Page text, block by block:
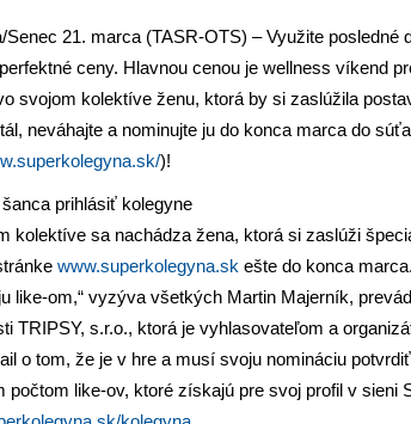
Senec 21. marca (TASR-OTS) – Využite posledné
ceny. Hlavnou cenou je wellness víkend
svojom kolektíve ženu, ktorá by si zaslúžila
neváhajte a nominujte ju do konca marca do
)!
prihlásiť kolegyne
kolektíve sa nachádza žena, ktorá si zaslúži
www.superkolegyna.sk ešte do konca
like-om,“ vyzýva všetkých Martin Majerník,
TRIPSY, s.r.o., ktorá je vyhlasovateľom a
o tom, že je v hre a musí svoju nomináciu
počtom like-ov, ktoré získajú pre svoj profil v sieni